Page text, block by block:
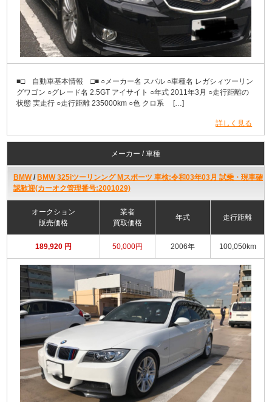
■□ 自動車基本情報 □■ ○メーカー名 スバル ○車種名 レガシィツーリン
グワゴン ○グレード名 2.5GT アイサイト ○年式 2011年3月 ○走行距離の
状態 実走行 ○走行距離 235000km ○色 クロ系 […]
詳しく見る
メーカー / 車種
BMW/ BMW 325iツーリンング Mスポーツ 車検:令和03年03月 試乗・現車確
認歓迎(カーオク管理番号:2001029)
オークション
販売価格
業者
買取価格
年式 走行距離
189,920 円 50,000円 2006年 100,050km